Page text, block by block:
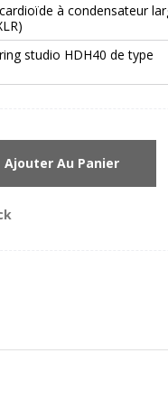
à condensateur
studio HDH40 de type
Ajouter Au Panier